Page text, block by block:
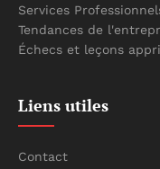
Services
Tendances de
Échecs et leçons
Liens utiles
Contact